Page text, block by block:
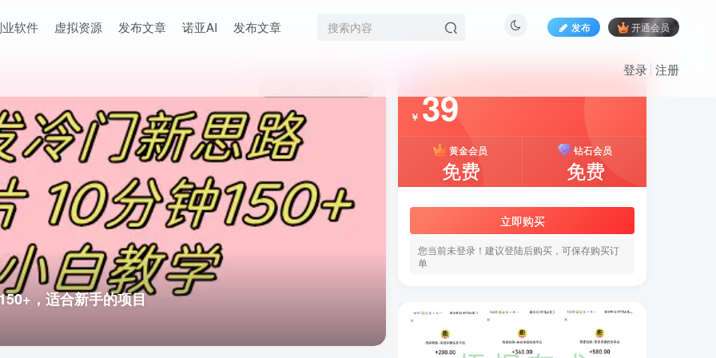
软件 虚拟资源 发布文章 诺亚AI 发布文章 发布 开通会员
登录 注册
，适合新手的项目
￥ 39
黄金会员
免费
钻石会员
免费
立即购买
您当前未登录！建议登陆后购买，可保存购买订
单